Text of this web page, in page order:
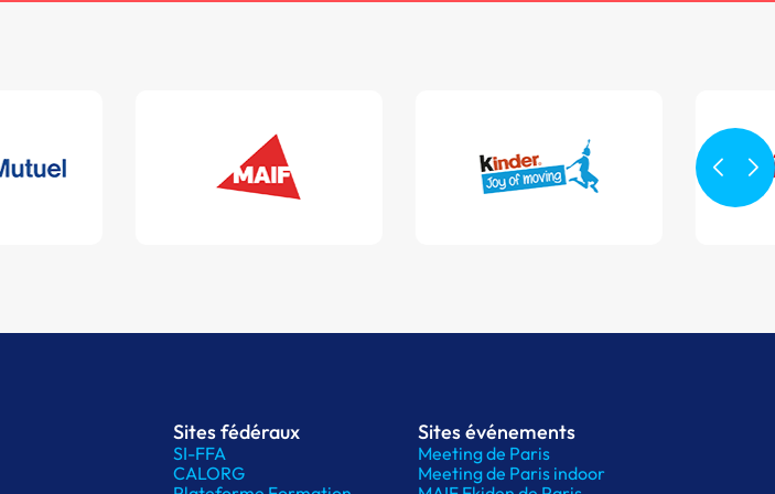
Sites fédéraux
SI-FFA
CALORG
Sites événements
Meeting de Paris
Meeting de Paris indoor